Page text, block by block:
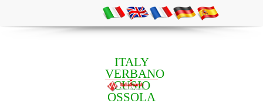
ITALY
VERBANO
CUSIO
OSSOLA